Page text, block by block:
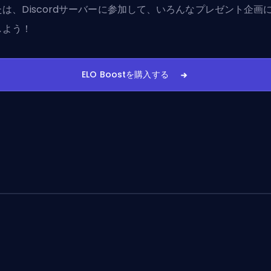
、 Discordサーバーに参加して、いろんなプレゼント企画
う！
ELO Boostを購入する